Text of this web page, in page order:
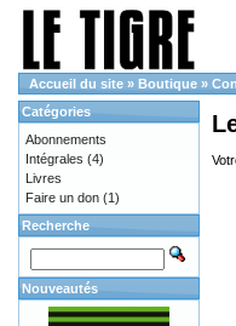
Accueil du site » Boutique »
Catégories
Abonnements
Intégrales (4)
Livres
Faire un don (1)
Recherche
Nouveautés